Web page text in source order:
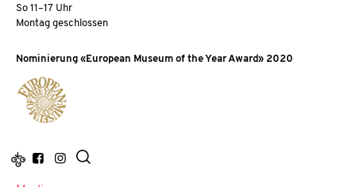
So 11–17 Uhr
Montag geschlossen
Nominierung «European Museum of the Year Award» 2020